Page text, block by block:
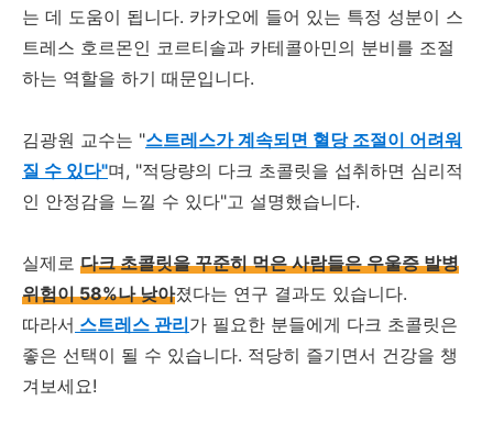
는 데 도움이 됩니다. 카카오에 들어 있는 특정 성분이 스
트레스 호르몬인 코르티솔과 카테콜아민의 분비를 조절
하는 역할을 하기 때문입니다.
김광원 교수는 "스트레스가 계속되면 혈당 조절이 어려워
질 수 있다"며, "적당량의 다크 초콜릿을 섭취하면 심리적
인 안정감을 느낄 수 있다"고 설명했습니다.
실제로 다크 초콜릿을 꾸준히 먹은 사람들은 우울증 발병
위험이 58%나 낮아졌다는 연구 결과도 있습니다.
따라서 스트레스 관리가 필요한 분들에게 다크 초콜릿은
좋은 선택이 될 수 있습니다. 적당히 즐기면서 건강을 챙
겨보세요!